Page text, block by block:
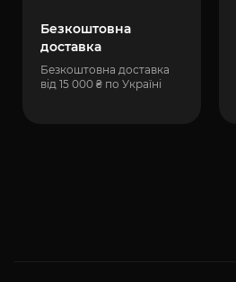
Безкоштовна
доставка
Безкоштовна доставка
від 15 000 ₴ по Україні